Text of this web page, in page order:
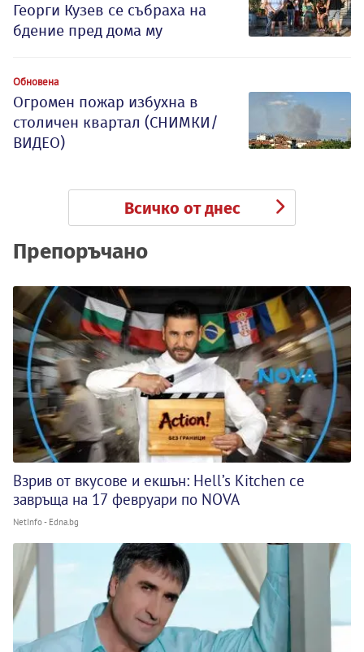
Георги Кузев се събраха на
бдение пред дома му
Обновена
Огромен пожар избухна в
столичен квартал (СНИМКИ/
ВИДЕО)
Всичко от днес
Препоръчано
Взрив от вкусове и екшън: Hell’s Kitchen се
завръща на 17 февруари по NOVA
NetInfo - Edna.bg